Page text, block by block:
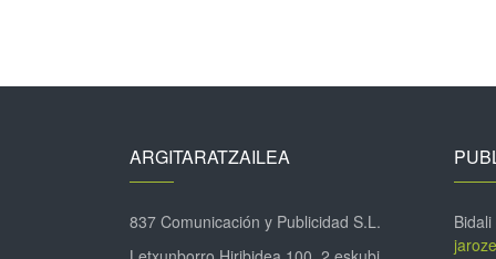
ARGITARATZAILEA
837 Comunicación y Publicidad S.L.